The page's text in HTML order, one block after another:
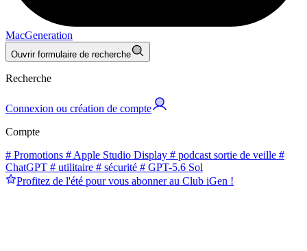
MacGeneration
Ouvrir formulaire de recherche
Recherche
Connexion ou création de compte
Compte
# Promotions # Apple Studio Display # podcast sortie de veille #
ChatGPT # utilitaire # sécurité # GPT-5.6 Sol
Profitez de l'été pour vous abonner au Club iGen !